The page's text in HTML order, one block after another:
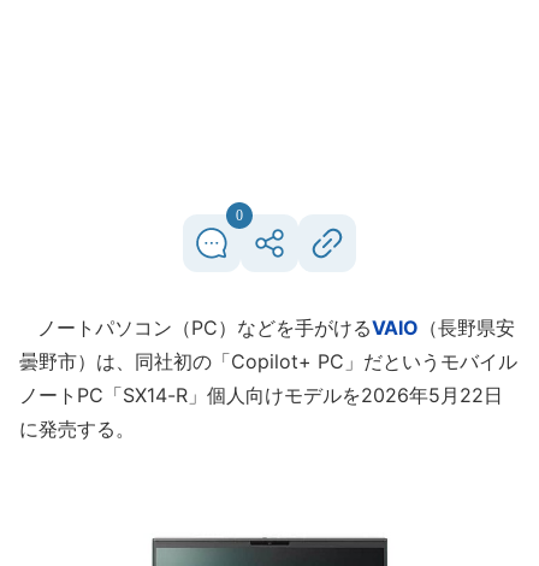
0
ノートパソコン（PC）などを手がけるVAIO （長野県安
曇野市）は、同社初の「Copilot+ PC」だというモバイル
ノートPC「SX14-R」個人向けモデルを2026年5月22日
に発売する。